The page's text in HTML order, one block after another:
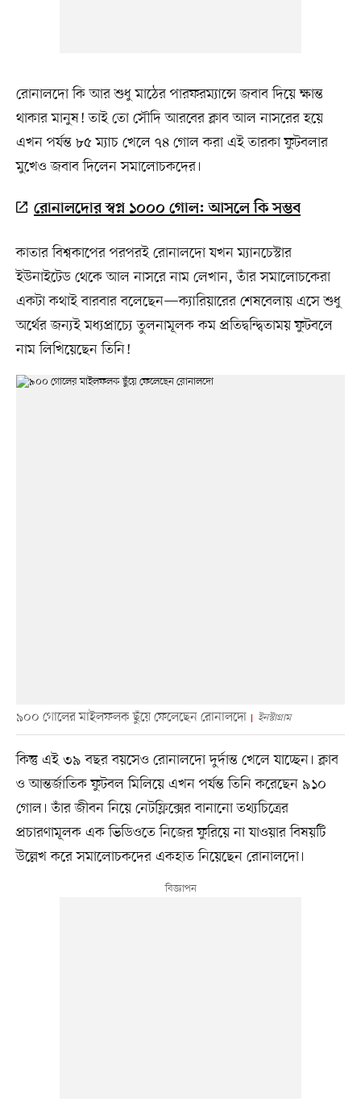
রোনালদো কি আর শুধু মাঠের পারফরম্যান্সে জবাব দিয়ে ক্ষান্ত
থাকার মানুষ! তাই তো সৌদি আরবের ক্লাব আল নাসরের হয়ে
এখন পর্যন্ত ৮৫ ম্যাচ খেলে ৭৪ গোল করা এই তারকা ফুটবলার
মুখেও জবাব দিলেন সমালোচকদের।
রোনালদোর স্বপ্ন ১০০০ গোল: আসলে কি সম্ভব
কাতার বিশ্বকাপের পরপরই রোনালদো যখন ম্যানচেস্টার
ইউনাইটেড থেকে আল নাসরে নাম লেখান, তাঁর সমালোচকেরা
একটা কথাই বারবার বলেছেন—ক্যারিয়ারের শেষবেলায় এসে শুধু
অর্থের জন্যই মধ্যপ্রাচ্যে তুলনামূলক কম প্রতিদ্বন্দ্বিতাময় ফুটবলে
নাম লিখিয়েছেন তিনি!
৯০০ গোলের মাইলফলক ছুঁয়ে ফেলেছেন রোনালদো ইনস্টাগ্রাম
কিন্তু এই ৩৯ বছর বয়সেও রোনালদো দুর্দান্ত খেলে যাচ্ছেন। ক্লাব
ও আন্তর্জাতিক ফুটবল মিলিয়ে এখন পর্যন্ত তিনি করেছেন ৯১০
গোল। তাঁর জীবন নিয়ে নেটফ্লিক্সের বানানো তথ্যচিত্রের
প্রচারণামূলক এক ভিডিওতে নিজের ফুরিয়ে না যাওয়ার বিষয়টি
উল্লেখ করে সমালোচকদের একহাত নিয়েছেন রোনালদো।